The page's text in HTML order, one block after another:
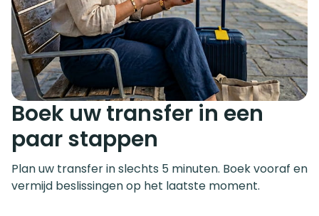
Boek uw transfer in een
paar stappen
Plan uw transfer in slechts 5 minuten. Boek vooraf en
vermijd beslissingen op het laatste moment.